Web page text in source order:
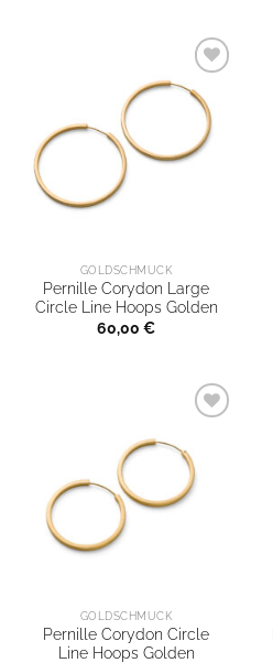
GOLDSCHMUCK
Pernille Corydon Large
Circle Line Hoops Golden
60,00 €
GOLDSCHMUCK
Pernille Corydon Circle
Line Hoops Golden